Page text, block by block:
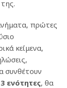
πρώτες
κείμενα,
συνθέτουν
3 ενότητες, θα